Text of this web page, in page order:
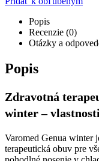
Popis
Recenzie (0)
Otázky a
Popis
Zdravotná
winter –
Varomed Genua winter
terapeutická obuv pre